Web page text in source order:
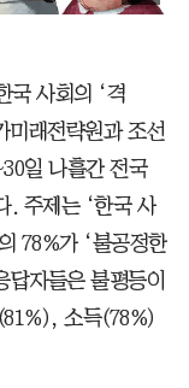
국 사회의 ‘격
미래전략원과 조선
일 나흘간 전국
. 주제는 ‘한국 사
78%가 ‘불공정한
자들은 불평등이
소득(78%)